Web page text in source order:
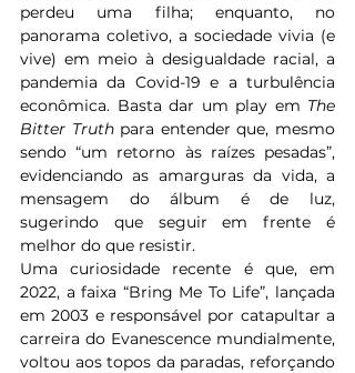
perdeu uma filha; enquanto, no
panorama coletivo, a sociedade vivia (e
vive) em meio à desigualdade racial, a
pandemia da Covid-19 e a turbulência
econômica. Basta dar um play em The
Bitter Truth para entender que, mesmo
sendo “um retorno às raízes pesadas”,
evidenciando as amarguras da vida, a
mensagem do álbum é de luz,
sugerindo que seguir em frente é
melhor do que resistir.
Uma curiosidade recente é que, em
2022, a faixa “Bring Me To Life”, lançada
em 2003 e responsável por catapultar a
carreira do Evanescence mundialmente,
voltou aos topos da paradas, reforçando